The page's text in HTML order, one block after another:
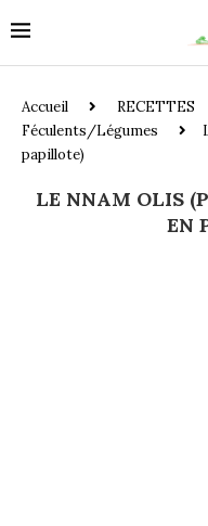
Accueil RECETTES
Féculents/Légumes
papillote)
LE NNAM OLIS
EN